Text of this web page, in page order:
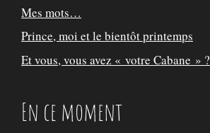
Mes mots…
Prince, moi et le bientôt printemps
Et vous, vous avez « votre Cabane » ?
En ce moment